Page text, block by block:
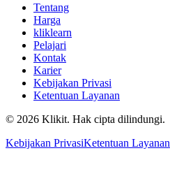
Tentang
Harga
kliklearn
Pelajari
Kontak
Karier
Kebijakan Privasi
Ketentuan Layanan
© 2026 Klikit. Hak cipta dilindungi.
Kebijakan PrivasiKetentuan Layanan